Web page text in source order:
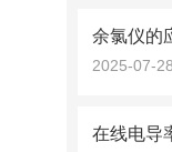
余氯仪的
2025-07-28
在线电导